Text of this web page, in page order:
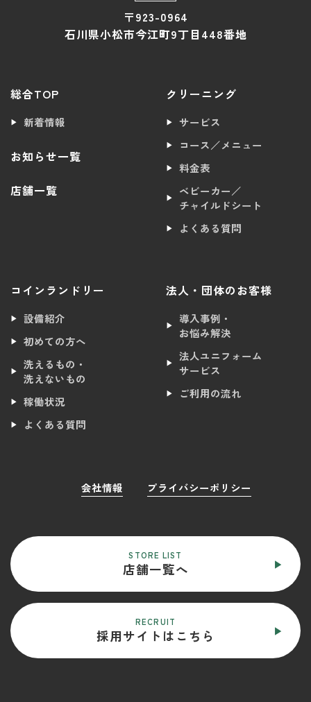
〒923-0964
石川県小松市今江町9丁目448番地
総合TOP
新着情報
お知らせ一覧
店舗一覧
クリーニング
サービス
コース／メニュー
料金表
ベビーカー／
チャイルドシート
よくある質問
コインランドリー
設備紹介
初めての方へ
洗えるもの・
洗えないもの
稼働状況
よくある質問
法人・団体のお客様
導入事例・
お悩み解決
法人ユニフォーム
サービス
ご利用の流れ
会社情報 プライバシーポリシー
STORE LIST
店舗一覧へ
RECRUIT
採用サイトはこちら